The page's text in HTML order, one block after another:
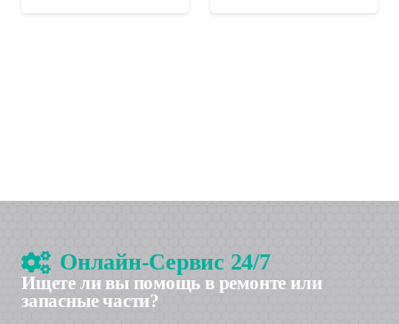
Онлайн-Сервис 24/7
Ищете ли вы помощь в ремонте или
запасные части?